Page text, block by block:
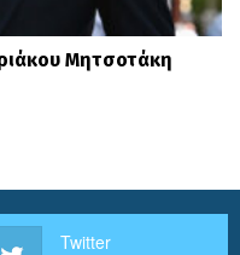
Μητσοτάκη
Twitter